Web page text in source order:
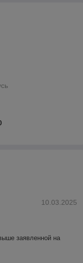
10.03.2025
заявленной на